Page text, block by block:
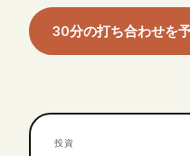
30分の打ち合わせを
投資